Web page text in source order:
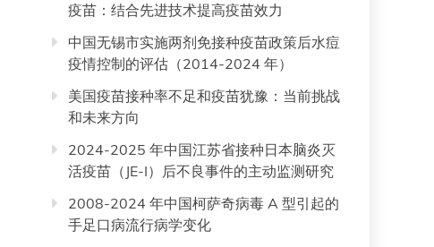
疫苗：结合先进技术提高疫苗效力
中国无锡市实施两剂免接种疫苗政策后水痘
疫情控制的评估（2014-2024 年）
美国疫苗接种率不足和疫苗犹豫：当前挑战
和未来方向
2024-2025 年中国江苏省接种日本脑炎灭
活疫苗（JE-I）后不良事件的主动监测研究
2008-2024 年中国柯萨奇病毒 A 型引起的
手足口病流行病学变化